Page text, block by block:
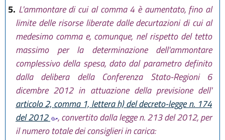
5. L'ammontare di cui al comma 4 è aumentato, fino al
limite delle risorse liberate dalle decurtazioni di cui al
medesimo comma e, comunque, nel rispetto del tetto
massimo per la determinazione dell'ammontare
complessivo della spesa, dato dal parametro definito
dalla delibera della Conferenza Stato-Regioni 6
dicembre 2012 in attuazione della previsione dell'
articolo 2, comma 1, lettera h) del decreto-legge n. 174
del 2012
, convertito dalla legge n. 213 del 2012, per
il numero totale dei consiglieri in carica: